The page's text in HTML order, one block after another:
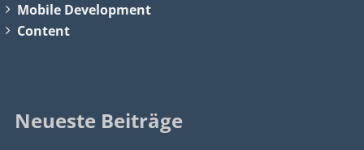
Mobile Development
Content
Neueste Beiträge